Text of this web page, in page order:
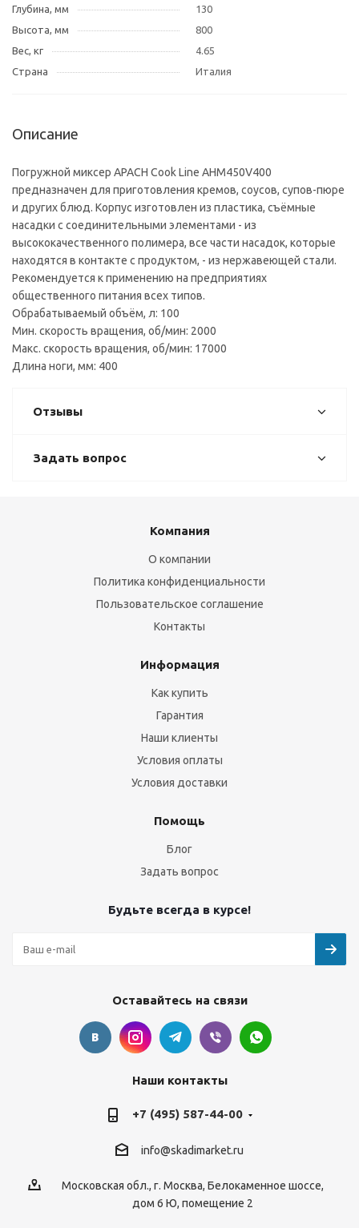
Глубина, мм
130
Высота, мм
800
Вес, кг
4.65
Страна
Италия
Описание
Погружной миксер APACH Cook Line AHM450V400
предназначен для приготовления кремов, соусов, супов-пюре
и других блюд. Корпус изготовлен из пластика, съёмные
насадки с соединительными элементами - из
высококачественного полимера, все части насадок, которые
находятся в контакте с продуктом, - из нержавеющей стали.
Рекомендуется к применению на предприятиях
общественного питания всех типов.
Обрабатываемый объём, л: 100
Мин. скорость вращения, об/мин: 2000
Макс. скорость вращения, об/мин: 17000
Длина ноги, мм: 400
Отзывы
Задать вопрос
Компания
О компании
Политика конфиденциальности
Пользовательское соглашение
Контакты
Информация
Как купить
Гарантия
Наши клиенты
Условия оплаты
Условия доставки
Помощь
Блог
Задать вопрос
Будьте всегда в курсе!
Оставайтесь на связи
Наши контакты
+7 (495) 587-44-00
info@skadimarket.ru
Московская обл., г. Москва, Белокаменное шоссе,
дом 6 Ю, помещение 2